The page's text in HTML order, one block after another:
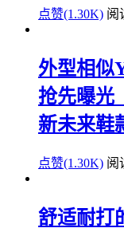
点赞(1.30K) 阅
外型相似
抢先曝光
新未来鞋
点赞(1.30K) 阅
舒适耐打